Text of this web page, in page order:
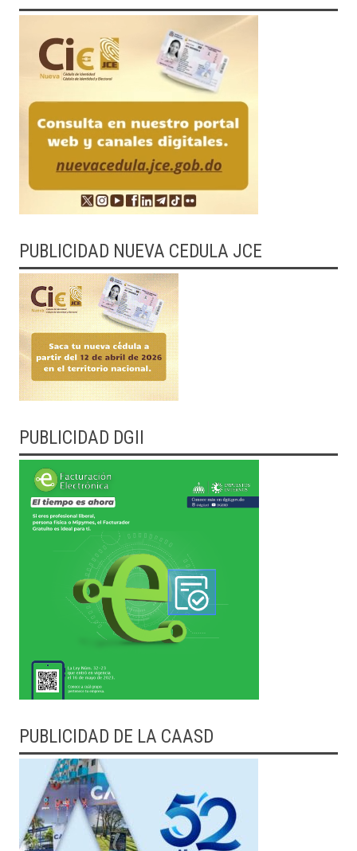
PUBLICIDAD NUEVA CEDULA JCE
PUBLICIDAD DGII
PUBLICIDAD DE LA CAASD